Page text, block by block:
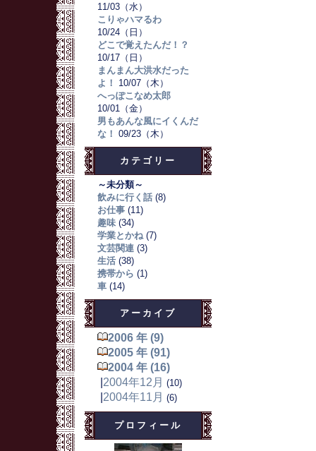
11/03（水）
こりゃハマるわ
10/24（日）
どこで覚えたんだ！？
10/17（日）
まんまん大洪水だった
よ！
10/07（木）
へっぽこなめ太郎
10/01（金）
男もあんな風にイくんだ
な！ 09/23（木）
カテゴリー
～未分類～
飲みに行く話 (8)
お仕事 (11)
趣味 (34)
学業とかね (7)
文芸関連 (3)
生活 (38)
携帯から (1)
車 (14)
アーカイブ
2006 年 (9)
2005 年 (91)
2004 年 (16)
2004年12月 (10)
2004年11月 (6)
プロフィール